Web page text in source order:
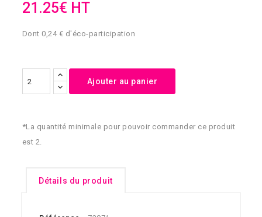
21.25€ HT
Dont 0,24 € d'éco-participation
Ajouter au panier
*La quantité minimale pour pouvoir commander ce produit
est 2.
Détails du produit